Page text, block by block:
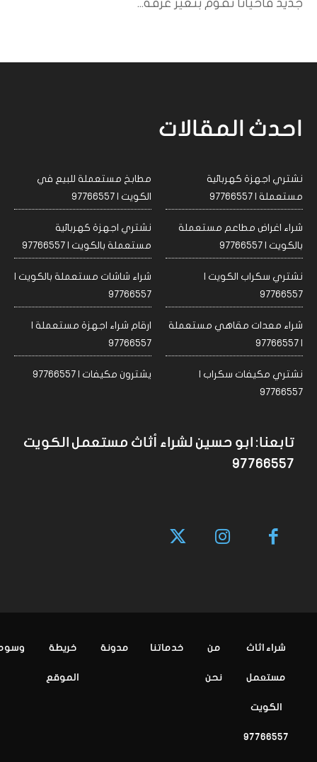
جديد فأحياناً نقوم بتغير غرفة...
احدث المقالات
نشتري اجهزة كهربائية
مستعملة | 97766557
مطابخ مستعملة للبيع في
الكويت | 97766557
شراء اغراض مطاعم مستعملة
بالكويت | 97766557
نشتري اجهزة كهربائية
مستعملة بالكويت | 97766557
نشتري سكراب الكويت |
97766557
شراء شاشات مستعملة بالكويت |
97766557
شراء معدات مقاهي مستعملة
| 97766557
ارقام شراء اجهزة مستعملة |
97766557
نشتري مكيفات سكراب |
97766557
يشترون مكيفات | 97766557
تابعنا: ابو حسين لشراء أثاث مستعمل الكويت
97766557
شراء اثاث
مستعمل
الكويت
97766557
من
نحن
خدماتنا مدونة خريطة
الموقع